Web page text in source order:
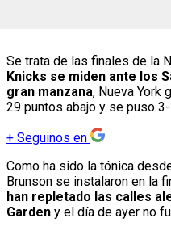
Se trata de las finales de la
Knicks se miden ante los
gran manzana, Nueva York
29 puntos abajo y se puso
+ Seguinos en
Como ha sido la tónica
Brunson se instalaron en la
han repletado las calles
Garden y el día de ayer no